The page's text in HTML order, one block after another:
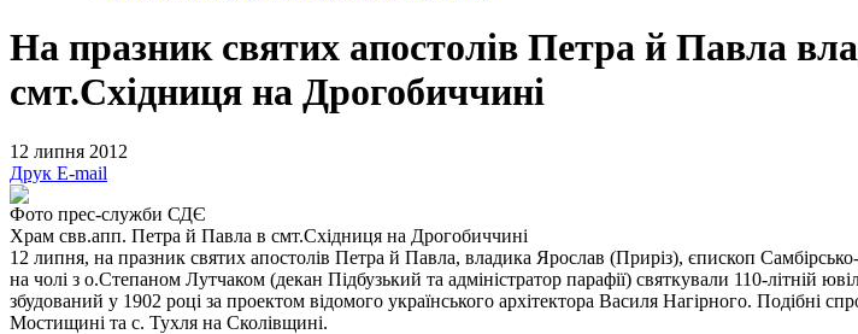
На празник святих апостолів Петра й Павла
смт.Східниця на Дрогобиччині
12 липня 2012
Друк E-mail
Фото прес-служби СДЄ
Храм свв.апп. Петра й Павла в смт.Східниця на Дрогобиччині
12 липня, на празник святих апостолів Петра й Павла, владика Ярослав (Приріз), єпископ
на чолі з о.Степаном Лутчаком (декан Підбузький та адміністратор парафії) святкували 110-літній
збудований у 1902 році за проектом відомого українського архітектора Василя Нагірного.
Мостищині та с. Тухля на Сколівщині.